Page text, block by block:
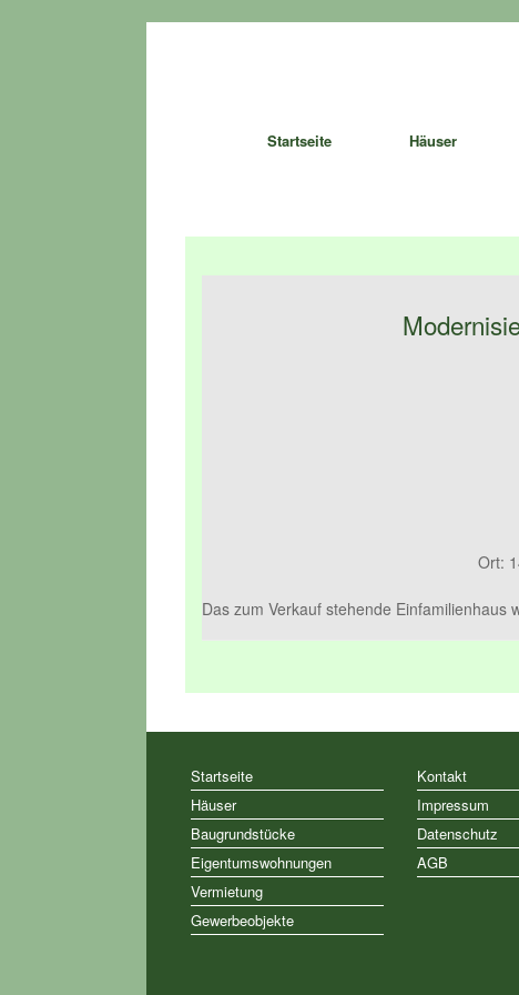
Startseite Häuser
Ort:
Das zum Verkauf stehende Einfamilienhaus
Startseite
Häuser
Baugrundstücke
Eigentumswohnungen
Vermietung
Gewerbeobjekte
Kontakt
Impressum
Datenschutz
AGB